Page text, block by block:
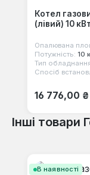
Котел
(лівий) 10 кВт
Опалювана
Потужність: 10
Тип
Спосіб
Звичайна
16 776,00 ₴
Інші товари
В наявності